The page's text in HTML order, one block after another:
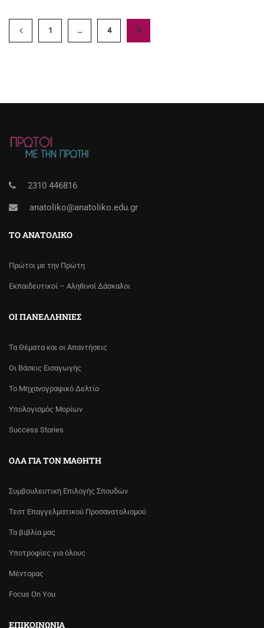
1 … 4 5
2310 446816
anatoliko@anatoliko.edu.gr
ΤΟ ΑΝΑΤΟΛΙΚΌ
Πρώτοι με την Πρώτη
Εκπαιδευτικοί – Αληθινοί Δάσκαλοι
ΟΙ ΠΑΝΕΛΛΉΝΙΕΣ
Τα Θέματα και οι Απαντήσεις
Οι Βάσεις Εισαγωγής
Το Μηχανογραφικό Δελτίο
Υπολογισμός Μορίων
Success Stories
ΌΛΑ ΓΙΑ ΤΟΝ ΜΑΘΗΤΉ
Συμβουλευτική Επιλογής Σπουδών
Τεστ Επαγγελματικού Προσανατολισμού
Τα βιβλία μας
Υποτροφίες για όλους
Μέντορας
Focus On You
ΕΠΙΚΟΙΝΩΝΊΑ